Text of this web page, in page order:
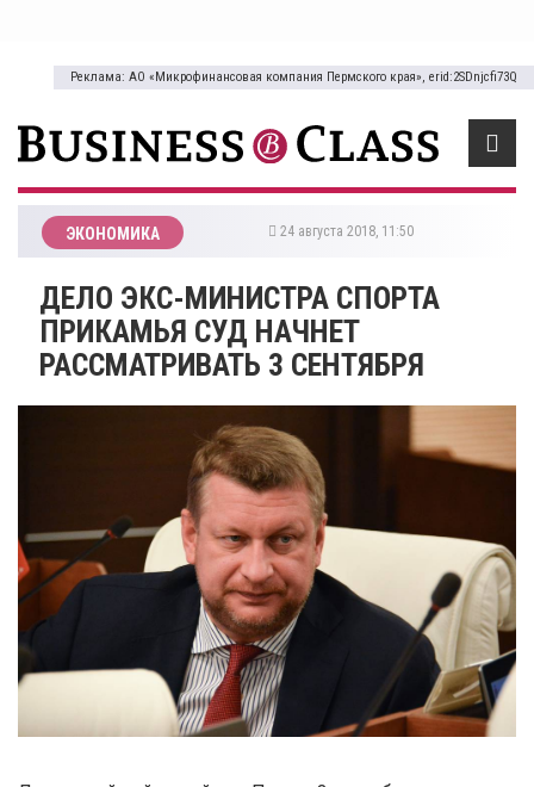
Реклама: АО «Микрофинансовая компания Пермского края», erid:2SDnjcfi73Q
ЭКОНОМИКА 24 августа 2018, 11:50
ДЕЛО ЭКС-МИНИСТРА СПОРТА
ПРИКАМЬЯ СУД НАЧНЕТ
РАССМАТРИВАТЬ 3 СЕНТЯБРЯ